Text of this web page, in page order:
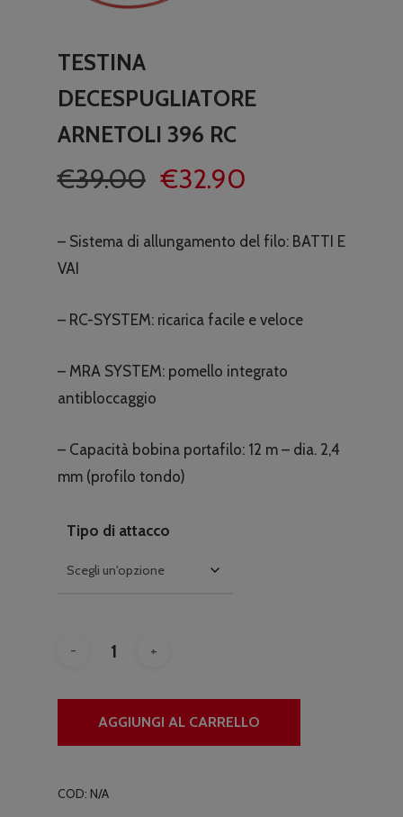
TESTINA
DECESPUGLIATORE
ARNETOLI 396 RC
€39.00 Il
originale
era:
€32.90
attuale
– Sistema di allungamento del filo: BATTI E
VAI
– RC-SYSTEM: ricarica facile e veloce
– MRA SYSTEM: pomello integrato
antibloccaggio
– Capacità bobina portafilo: 12 m – dia. 2,4
mm (profilo tondo)
Tipo di attacco
AGGIUNGI AL CARRELLO
COD: N/A